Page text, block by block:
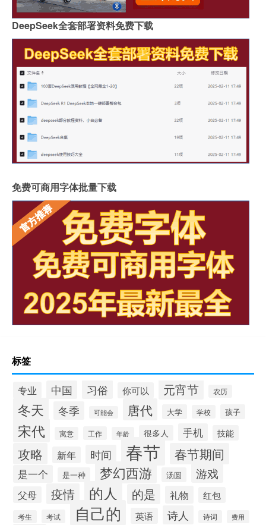
DeepSeek全套部署资料免费下载
免费可商用字体批量下载
标签
专业 中国 习俗 你可以 元宵节 农历
冬天 冬季 可能会 唐代 大学 学校 孩子
宋代 寓意 工作 年龄 很多人 手机 技能
攻略 新年 时间 春节 春节期间
是一个 是一种 梦幻西游 汤圆 游戏
父母 疫情 的人 的是 礼物 红包
考生 考试 自己的 英语 诗人 诗词 费用